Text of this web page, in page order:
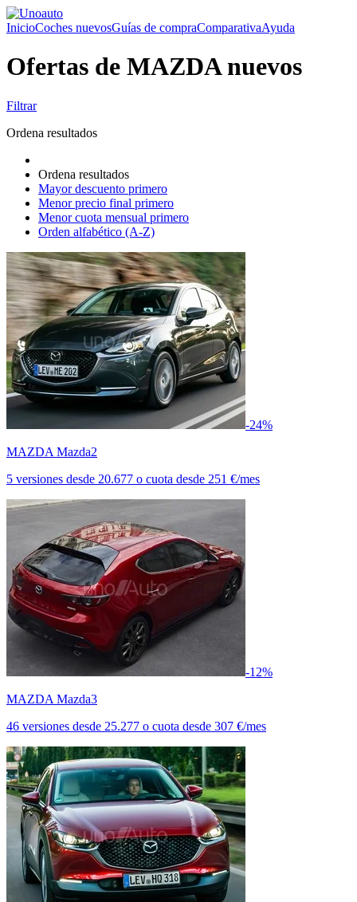
InicioCoches nuevosGuías de compraComparativaAyuda
Ofertas de MAZDA nuevos
Filtrar
Ordena resultados
Ordena resultados
Mayor descuento primero
Menor precio final primero
Menor cuota mensual primero
Orden alfabético (A-Z)
-24%
MAZDA Mazda2
5 versiones desde 20.677 o cuota desde 251 €/mes
-12%
MAZDA Mazda3
46 versiones desde 25.277 o cuota desde 307 €/mes